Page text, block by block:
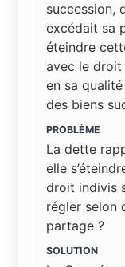
succession,
excédait sa
éteindre
avec le droit
en sa qualité
des biens
PROBLÈME
La dette
elle
droit indivis
régler selon
partage ?
SOLUTION